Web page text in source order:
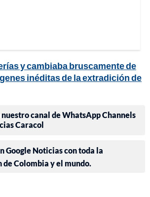
y cambiaba bruscamente de
inéditas de la extradición de
nuestro canal de WhatsApp Channels
Caracol
Google Noticias con toda la
Colombia y el mundo.